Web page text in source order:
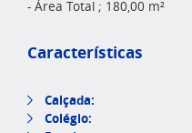
- Área Total ; 180,00 m²
Características
Calçada:
Colégio: